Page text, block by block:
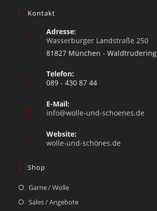
Kontakt
Adresse:
Wasserburger Landstraße 250
81827 München - Waldtrudering
Telefon:
089 - 430 87 44
E-Mail:
info@wolle-und-schoenes.de
Website:
wolle-und-schönes.de
Shop
Garne / Wolle
Sales / Angebote